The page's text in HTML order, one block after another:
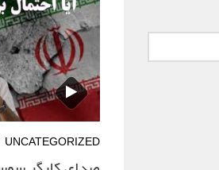
UNCATEGORIZED